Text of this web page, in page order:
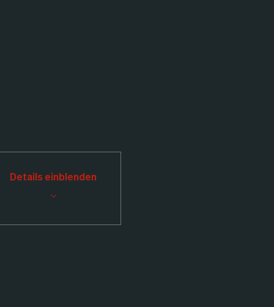
Details einblenden